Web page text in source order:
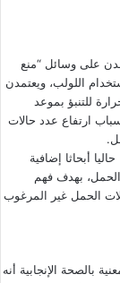
على وسائل “منع
اللولب، ويعتمدن
للتنبؤ بموعد
ارتفاع عدد حالات
أبحاثا إضافية
الحمل، بهدف فهم
الحمل غير المرغوب
بالصحة الإنجابية أنه